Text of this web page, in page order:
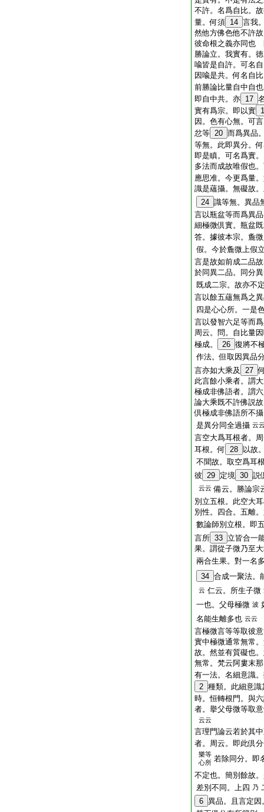
不許。名爲自比。
量。何須 14 言我
然他方佛色他不許
彼命根之義亦同也
勝論立。我實有。
喩皆是自許。可名
因喩是共。何名自
前勝論比量自中自
即自中共。亦 17
實有爲宗。即以實
因。色有心無。可
忿等 20 而爲異品
等無。此即異分。
即是瞋。可名爲實
多法而成故唯假也
應思准。今更爲量
識是蘊攝。無礙故
24 識等無。異品
言以瓶盆等而爲異
細極微倶實。瓶盆
答。據彼本宗。麁
假。今於麁微上假
言是故如前成二品
於同異二品。同分
既成二宗。故亦不
言以餘五蘊無爲之
四是心心所。一是
言以發智六足等而
周云。問。自比量
極成。
26 復將不
作法。但取因異品
言亦如大乘及
27
此言餘小乘者。謂
極成非佛語者。謂
論大乘既不許佛説
倶極成非佛語所不
是異分同全過攝 云
言空大爲耳根者。
耳根。何 28
以故
不聞故。取空爲耳
彼 29 定境 30 説
云云 備云。勝論宗
別立五根。此空大
別性。四合。五離
數論師別立根。即
言所 33 立皆合一
果。謂從子微乃至
兩合生果。對一名
34 合成一聚法。
云 仁云。所生子微
一也。父母極微 波
名能生離多也 云云
言極微言等等取彼
實中極微通常無常
故。然並有質礙也
無常。梵云阿婁末
有一法。名細意識
2 種類。此細意
時。恒轉根門。與
者。擧父母微等取
云云
言理門論云若於其
者。周云。即此倶
樂等
心所 若除同分。即
不定也。簡別餘故
差別不同。上四 乃
6 異品。且言定